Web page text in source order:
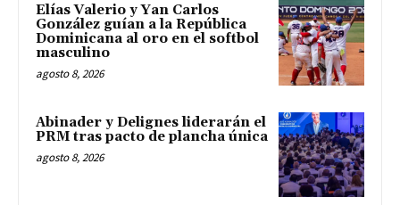
Elías Valerio y Yan Carlos
González guían a la República
Dominicana al oro en el softbol
masculino
agosto 8, 2026
Abinader y Delignes liderarán el
PRM tras pacto de plancha única
agosto 8, 2026